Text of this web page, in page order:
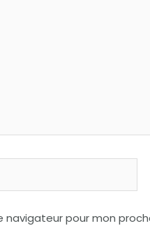
pour mon